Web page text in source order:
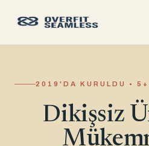
2019'DA KURULDU •
Dikişsiz